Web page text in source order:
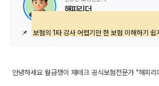
해피리더
📌 보험의 1타 강사 어렵기만 한 보험 이해하기 쉽
안녕하세요 월급쟁이 재테크 공식보험전문가 "해피리